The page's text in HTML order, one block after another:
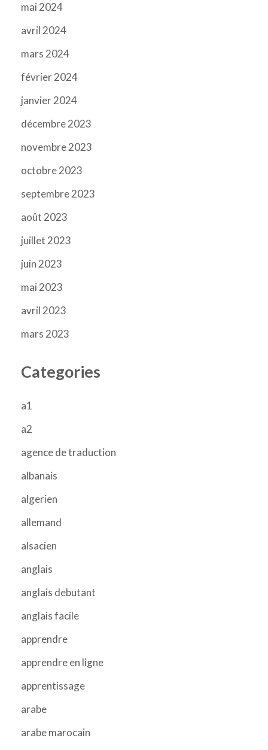
mai 2024
avril 2024
mars 2024
février 2024
janvier 2024
décembre 2023
novembre 2023
octobre 2023
septembre 2023
août 2023
juillet 2023
juin 2023
mai 2023
avril 2023
mars 2023
Categories
a1
a2
agence de traduction
albanais
algerien
allemand
alsacien
anglais
anglais debutant
anglais facile
apprendre
apprendre en ligne
apprentissage
arabe
arabe marocain